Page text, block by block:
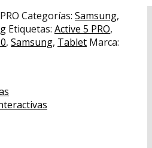
Categorías: Samsung,
Etiquetas: Active 5 PRO,
, Samsung, Tablet Marca: